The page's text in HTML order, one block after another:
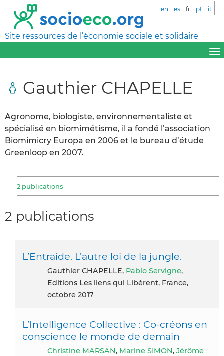
Site ressources de l’économie sociale et solidaire
en es fr pt it
Gauthier CHAPELLE
Agronome, biologiste, environnementaliste et
spécialisé en biomimétisme, il a fondé l’association
Biomimicry Europa en 2006 et le bureau d’étude
Greenloop en 2007.
2 publications
2 publications
L’Entraide. L’autre loi de la jungle.
Gauthier CHAPELLE, Pablo Servigne,
Editions Les liens qui Libèrent, France,
octobre 2017
L’Intelligence Collective : Co-créons en
conscience le monde de demain
Christine MARSAN, Marine SIMON, Jérôme